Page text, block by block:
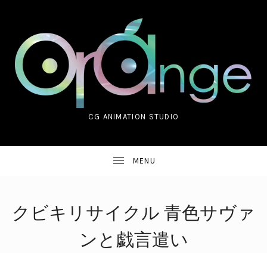
ORANGE CO.,LTD.
CG ANIMATION STUDIO
クビキリサイクル 青色サヴァ
ンと戯言遣い